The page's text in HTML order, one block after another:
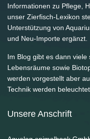
Informationen zu Pflege,
unser Zierfisch-Lexikon
Unterstützung von
und Neu-Importe ergänzt.
Im Blog gibt es dann
Lebensräume sowie
werden vorgestellt aber
Technik werden
Unsere Anschrift